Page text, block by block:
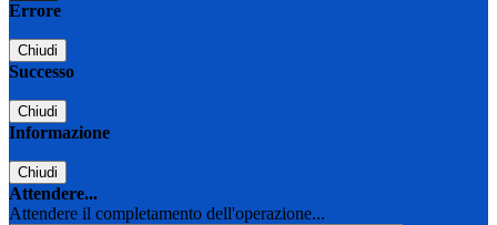
Errore
Chiudi
Successo
Chiudi
Informazione
Chiudi
Attendere...
Attendere il completamento dell'operazione...